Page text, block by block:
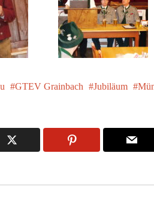
GTEV Grainbach Jubiläum